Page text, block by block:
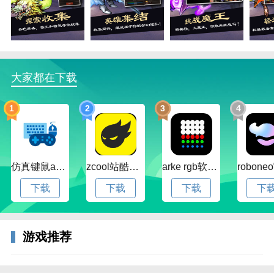
3、点击拾取地面上的装备。
大家都在下载
1
仿真键鼠app官方版下载v1.4.3.58 安卓最新版
下载
2
zcool站酷官方版下载v5.15.0 安卓最新版本
下载
3
arke rgb软件下载v20.0 安卓版
下载
4
下
游戏推荐